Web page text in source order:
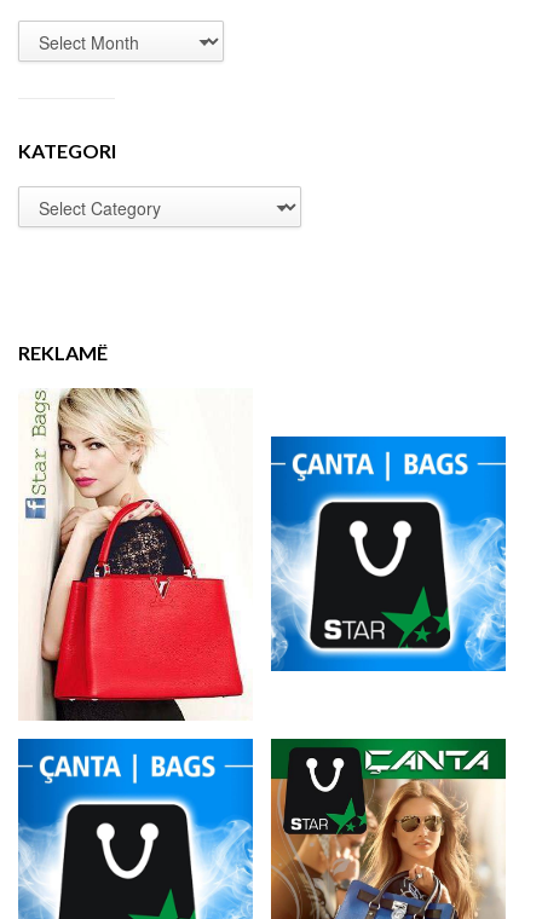
KATEGORI
REKLAMË